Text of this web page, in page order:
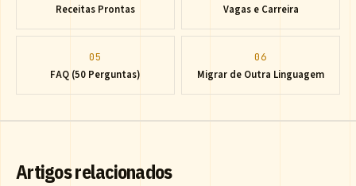
Receitas Prontas Vagas e Carreira
05
FAQ (50 Perguntas)
06
Migrar de Outra Linguagem
Artigos relacionados